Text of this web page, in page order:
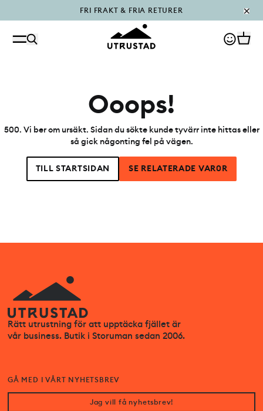
FRI FRAKT & FRIA RETURER
PÅFYLLT I OUTLET
Ooops!
500. Vi ber om ursäkt. Sidan du sökte kunde tyvärr inte hittas eller
så gick någonting fel på vägen.
TILL STARTSIDAN SE RELATERADE VAR0R
Rätt utrustning för att upptäcka fjället är
vår business. Butik i Storuman sedan 2006.
GÅ MED I VÅRT NYHETSBREV
Jag vill få nyhetsbrev!